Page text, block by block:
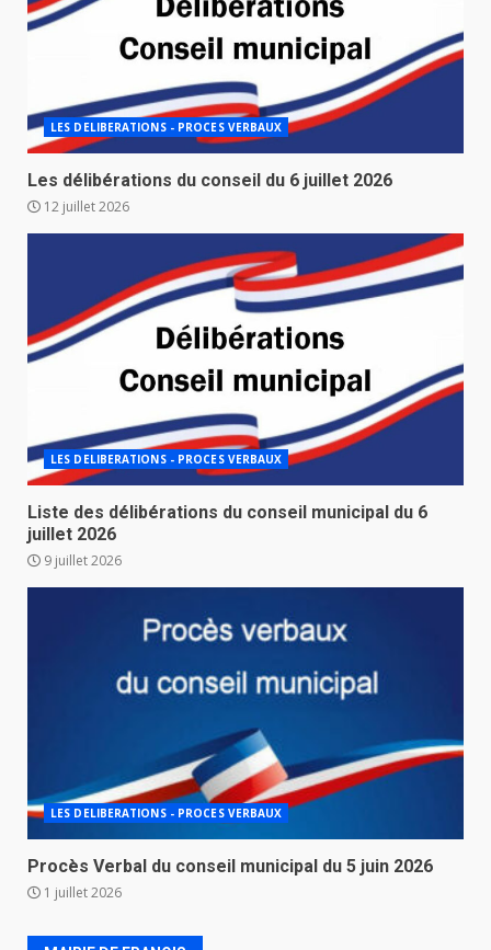
LES DELIBERATIONS - PROCES VERBAUX
Les délibérations du conseil du 6 juillet 2026
12 juillet 2026
LES DELIBERATIONS - PROCES VERBAUX
Liste des délibérations du conseil municipal du 6
juillet 2026
9 juillet 2026
LES DELIBERATIONS - PROCES VERBAUX
Procès Verbal du conseil municipal du 5 juin 2026
1 juillet 2026